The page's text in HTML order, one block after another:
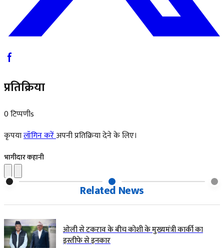
प्रतिक्रिया
0 टिप्पणीs
कृपयालॉगिन करेंअपनी प्रतिक्रिया देने के लिए।
भागीदार कहानी
Related News
ओली से टकराव के बीच कोशी के मुख्यमंत्री कार्की का
इस्तीफे से इनकार